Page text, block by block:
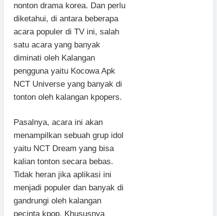
nonton drama korea. Dan perlu
diketahui, di antara beberapa
acara populer di TV ini, salah
satu acara yang banyak
diminati oleh Kalangan
pengguna yaitu Kocowa Apk
NCT Universe yang banyak di
tonton oleh kalangan kpopers.
Pasalnya, acara ini akan
menampilkan sebuah grup idol
yaitu NCT Dream yang bisa
kalian tonton secara bebas.
Tidak heran jika aplikasi ini
menjadi populer dan banyak di
gandrungi oleh kalangan
pecinta kpop. Khususnya